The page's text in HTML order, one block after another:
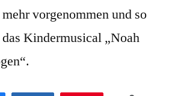
vorgenommen und so
Kindermusical „Noah